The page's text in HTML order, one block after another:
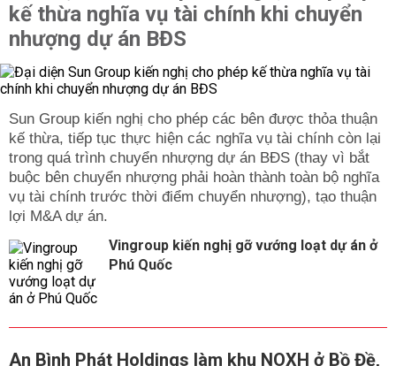
kế thừa nghĩa vụ tài chính khi chuyển
nhượng dự án BĐS
Sun Group kiến nghị cho phép các bên được thỏa thuận
kế thừa, tiếp tục thực hiện các nghĩa vụ tài chính còn lại
trong quá trình chuyển nhượng dự án BĐS (thay vì bắt
buộc bên chuyển nhượng phải hoàn thành toàn bộ nghĩa
vụ tài chính trước thời điểm chuyển nhượng), tạo thuận
lợi M&A dự án.
Vingroup kiến nghị gỡ vướng loạt dự án ở
Phú Quốc
An Bình Phát Holdings làm khu NOXH ở Bồ Đề,